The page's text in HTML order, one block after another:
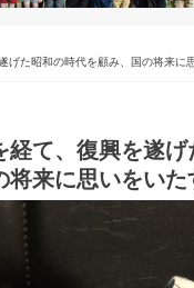
げた昭和の時代を顧み、国の将来に
経て、復興を遂
来に思いをいた